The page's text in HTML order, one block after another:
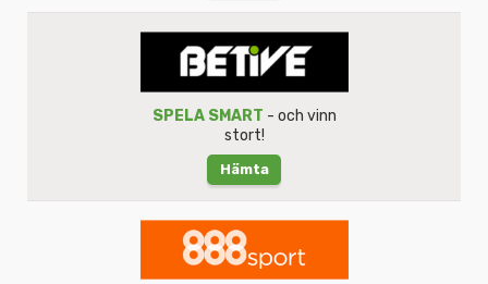
SPELA SMART - och vinn
stort!
Hämta